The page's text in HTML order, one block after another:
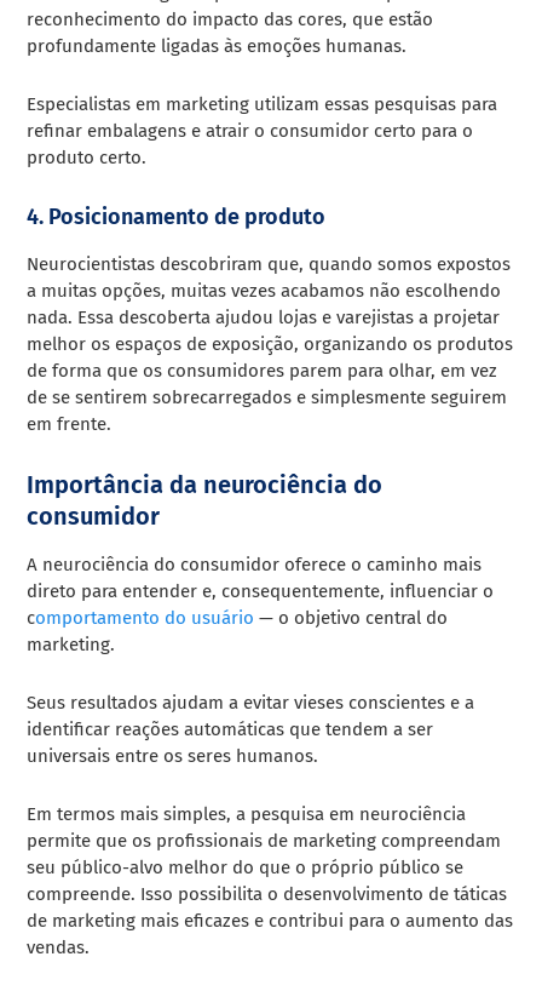
reconhecimento do impacto das cores, que estão
profundamente ligadas às emoções humanas.
Especialistas em marketing utilizam essas pesquisas para
refinar embalagens e atrair o consumidor certo para o
produto certo.
4. Posicionamento de produto
Neurocientistas descobriram que, quando somos expostos
a muitas opções, muitas vezes acabamos não escolhendo
nada. Essa descoberta ajudou lojas e varejistas a projetar
melhor os espaços de exposição, organizando os produtos
de forma que os consumidores parem para olhar, em vez
de se sentirem sobrecarregados e simplesmente seguirem
em frente.
Importância da neurociência do
consumidor
A neurociência do consumidor oferece o caminho mais
direto para entender e, consequentemente, influenciar o
comportamento do usuário — o objetivo central do
marketing.
Seus resultados ajudam a evitar vieses conscientes e a
identificar reações automáticas que tendem a ser
universais entre os seres humanos.
Em termos mais simples, a pesquisa em neurociência
permite que os profissionais de marketing compreendam
seu público-alvo melhor do que o próprio público se
compreende. Isso possibilita o desenvolvimento de táticas
de marketing mais eficazes e contribui para o aumento das
vendas.